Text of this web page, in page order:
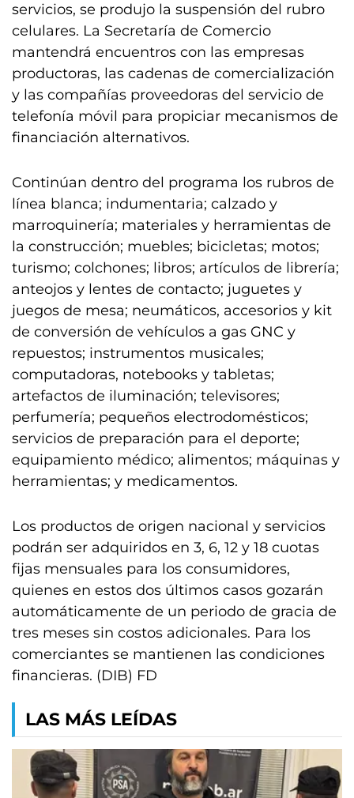
servicios, se produjo la suspensión del rubro
celulares. La Secretaría de Comercio
mantendrá encuentros con las empresas
productoras, las cadenas de comercialización
y las compañías proveedoras del servicio de
telefonía móvil para propiciar mecanismos de
financiación alternativos.
Continúan dentro del programa los rubros de
línea blanca; indumentaria; calzado y
marroquinería; materiales y herramientas de
la construcción; muebles; bicicletas; motos;
turismo; colchones; libros; artículos de librería;
anteojos y lentes de contacto; juguetes y
juegos de mesa; neumáticos, accesorios y kit
de conversión de vehículos a gas GNC y
repuestos; instrumentos musicales;
computadoras, notebooks y tabletas;
artefactos de iluminación; televisores;
perfumería; pequeños electrodomésticos;
servicios de preparación para el deporte;
equipamiento médico; alimentos; máquinas y
herramientas; y medicamentos.
Los productos de origen nacional y servicios
podrán ser adquiridos en 3, 6, 12 y 18 cuotas
fijas mensuales para los consumidores,
quienes en estos dos últimos casos gozarán
automáticamente de un periodo de gracia de
tres meses sin costos adicionales. Para los
comerciantes se mantienen las condiciones
financieras. (DIB) FD
LAS MÁS LEÍDAS